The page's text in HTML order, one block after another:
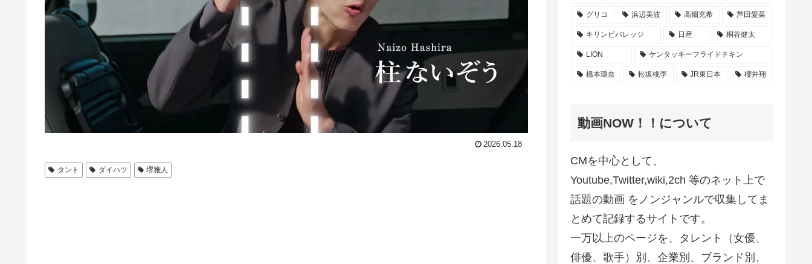
2026.05.18
タント ダイハツ 堺雅人
グリコ 浜辺美波 高畑充希 芦田愛菜
キリンビバレッジ 日産 桐谷健太
LION ケンタッキーフライドチキン
橋本環奈 松坂桃李 JR東日本 櫻井翔
動画NOW！！について
CMを中心として、
Youtube,Twitter,wiki,2ch 等のネット上で
話題の動画 をノンジャンルで収集してま
とめて記録するサイトです。
一万以上のページを、タレント（女優、
俳優、歌手）別、企業別、ブランド別、